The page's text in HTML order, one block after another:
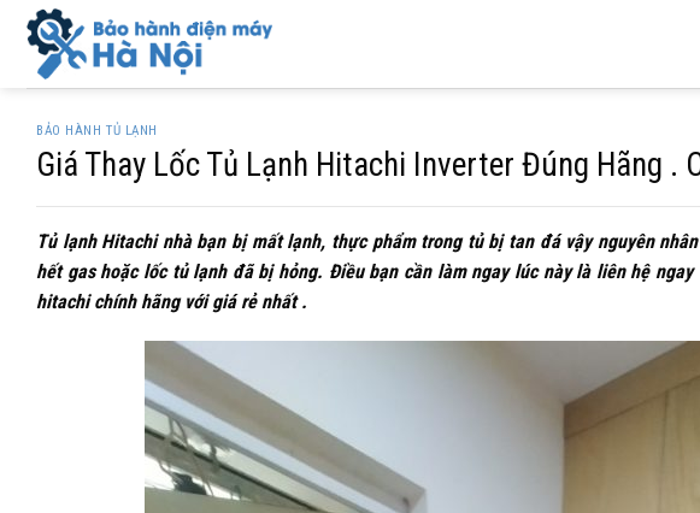
Skip
content
BẢO HÀNH TỦ LẠNH
Giá Thay Lốc Tủ Lạnh Hitachi Inverter Đúng Hãng .
Tủ lạnh Hitachi nhà bạn bị mất lạnh, thực phẩm trong tủ bị tan đá vậy nguyên
hết gas hoặc lốc tủ lạnh đã bị hỏng. Điều bạn cần làm ngay lúc này là liên hệ
hitachi chính hãng với giá rẻ nhất .